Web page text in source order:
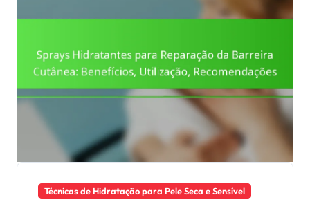
Técnicas de Hidratação para Pele Seca e Sensível